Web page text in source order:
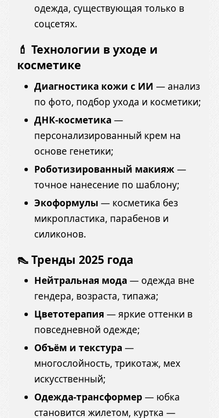
одежда, существующая только в
соцсетях.
💄 Технологии в уходе и
косметике
Диагностика кожи с ИИ — анализ
по фото, подбор ухода и косметики;
ДНК-косметика —
персонализированный крем на
основе генетики;
Роботизированный макияж—
точное нанесение по шаблону;
Экоформулы — косметика без
микропластика, парабенов и
силиконов.
👠 Тренды 2025 года
Нейтральная мода — одежда вне
гендера, возраста, типажа;
Цветотерапия — яркие оттенки в
повседневной одежде;
Объём и текстура —
многослойность, трикотаж, мех
искусственный;
Одежда-трансформер— юбка
становится жилетом, куртка —